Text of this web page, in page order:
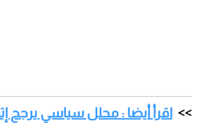
اقرأ أيضا : محلل سياسي يرجح